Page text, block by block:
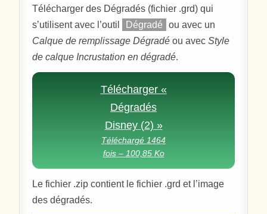
Télécharger des Dégradés (fichier .grd) qui
s’utilisent avec l’outil
Dégradé
ou avec un
Calque de remplissage Dégradé ou avecStyle
de calque Incrustation en dégradé.
Télécharger «
Dégradés
Disney (2) »
Téléchargé 1464
fois – 100,85 Ko
Le fichier .zip contient le fichier .grd et l’image
des dégradés.